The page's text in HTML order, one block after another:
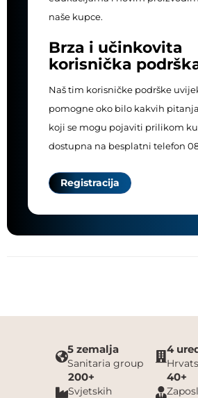
naše kupce.
Brza i učinkovita
korisnička
Naš tim korisničke podrške
pomogne oko bilo kakvih
koji se mogu pojaviti prilikom
dostupna na besplatni telefon
Registracija
5 zemalja
Sanitaria group
4
200+
Svjetskih
40+